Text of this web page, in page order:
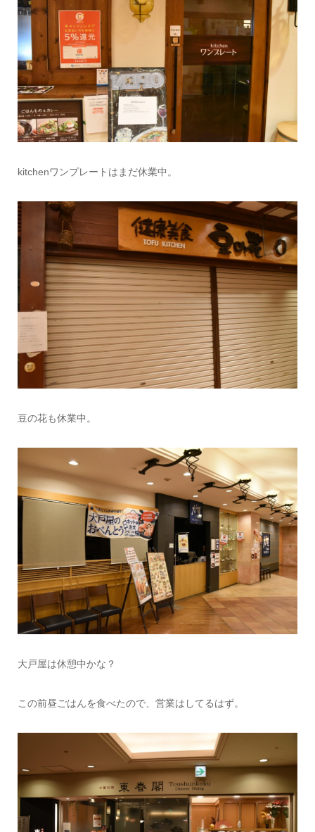
kitchenワンプレートはまだ休業中。
豆の花も休業中。
大戸屋は休憩中かな？
この前昼ごはんを食べたので、営業はしてるはず。